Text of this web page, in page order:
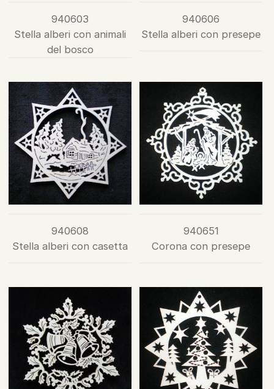
940603
Stella alberi con animali
del bosco
940606
Stella alberi con presepe
940608
Stella alberi con casetta
940651
Corona con presepe